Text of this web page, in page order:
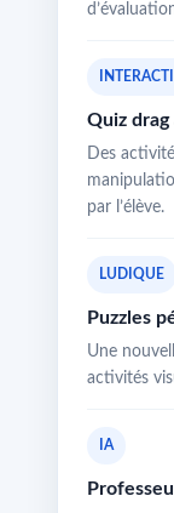
Quiz
Des
par l’élève.
LUDIQUE
Puzzles
Une
activités
IA